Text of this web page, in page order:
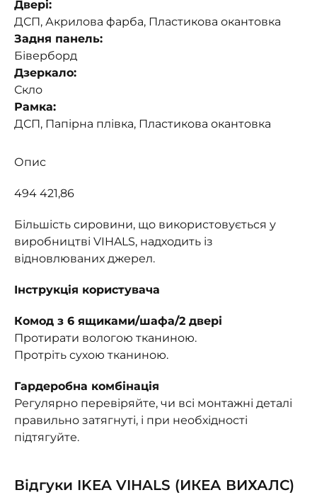
Двері:
ДСП, Акрилова фарба, Пластикова окантовка
Задня панель:
Біверборд
Дзеркало:
Скло
Рамка:
ДСП, Папірна плівка, Пластикова окантовка
Опис
494 421,86
Більшість сировини, що використовується у
виробництві VIHALS, надходить із
відновлюваних джерел.
Інструкція користувача
Комод з 6 ящиками/шафа/2 двері
Протирати вологою тканиною.
Протріть сухою тканиною.
Гардеробна комбінація
Регулярно перевіряйте, чи всі монтажні деталі
правильно затягнуті, і при необхідності
підтягуйте.
Відгуки IKEA VIHALS (ИКЕА ВИХАЛС)